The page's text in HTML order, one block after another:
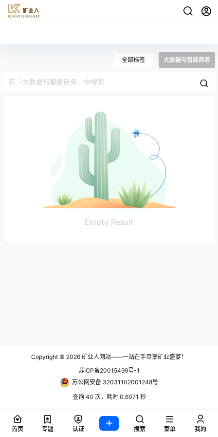
全部标签 大数据与智能商务
Empty Result
Copyright © 2026 矿业人网站——一站在手尽享矿业盛宴！
苏ICP备20015499号-1
苏公网安备 32031102001248号
查询 40 次，耗时 0.6071 秒
首页 专题 认证 搜索 菜单 我的